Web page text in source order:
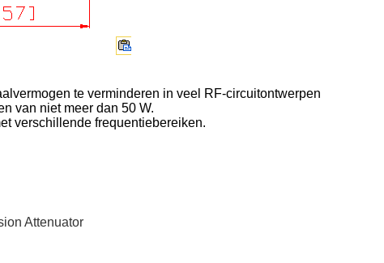
te verminderen in veel RF-circuitontwerpen
van niet meer dan 50 W.
verschillende frequentiebereiken.
Attenuator